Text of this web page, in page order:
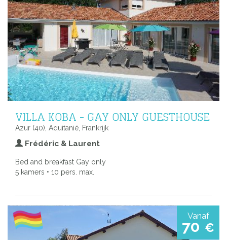
VILLA KOBA - GAY ONLY GUESTHOUSE
Azur (40), Aquitanië, Frankrijk
Frédéric & Laurent
Bed and breakfast Gay only
5 kamers • 10 pers. max.
Vanaf
70 €